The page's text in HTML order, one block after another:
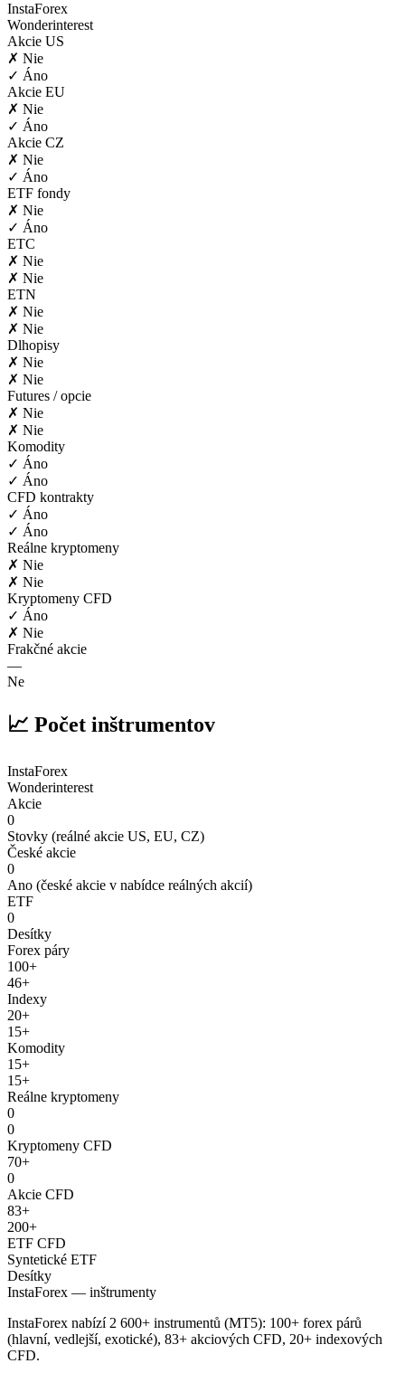
InstaForex
Wonderinterest
Akcie US
✗ Nie
✓ Áno
Akcie EU
✗ Nie
✓ Áno
Akcie CZ
✗ Nie
✓ Áno
ETF fondy
✗ Nie
✓ Áno
ETC
✗ Nie
✗ Nie
ETN
✗ Nie
✗ Nie
Dlhopisy
✗ Nie
✗ Nie
Futures / opcie
✗ Nie
✗ Nie
Komodity
✓ Áno
✓ Áno
CFD kontrakty
✓ Áno
✓ Áno
Reálne kryptomeny
✗ Nie
✗ Nie
Kryptomeny CFD
✓ Áno
✗ Nie
Frakčné akcie
—
Ne
📈 Počet inštrumentov
InstaForex
Wonderinterest
Akcie
0
Stovky (reálné akcie US, EU, CZ)
České akcie
0
Ano (české akcie v nabídce reálných akcií)
ETF
0
Desítky
Forex páry
100+
46+
Indexy
20+
15+
Komodity
15+
15+
Reálne kryptomeny
0
0
Kryptomeny CFD
70+
0
Akcie CFD
83+
200+
ETF CFD
Syntetické ETF
Desítky
InstaForex — inštrumenty
InstaForex nabízí 2 600+ instrumentů (MT5): 100+ forex párů
(hlavní, vedlejší, exotické), 83+ akciových CFD, 20+ indexových
CFD.